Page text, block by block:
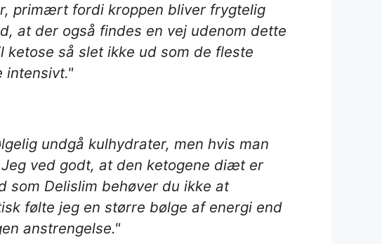
primært fordi kroppen bliver frygtelig
at der også findes en vej udenom dette
så slet ikke ud som de fleste
intensivt."
undgå kulhydrater, men hvis man
ved godt, at den ketogene diæt er
som Delislim behøver du ikke at
følte jeg en større bølge af energi end
anstrengelse."